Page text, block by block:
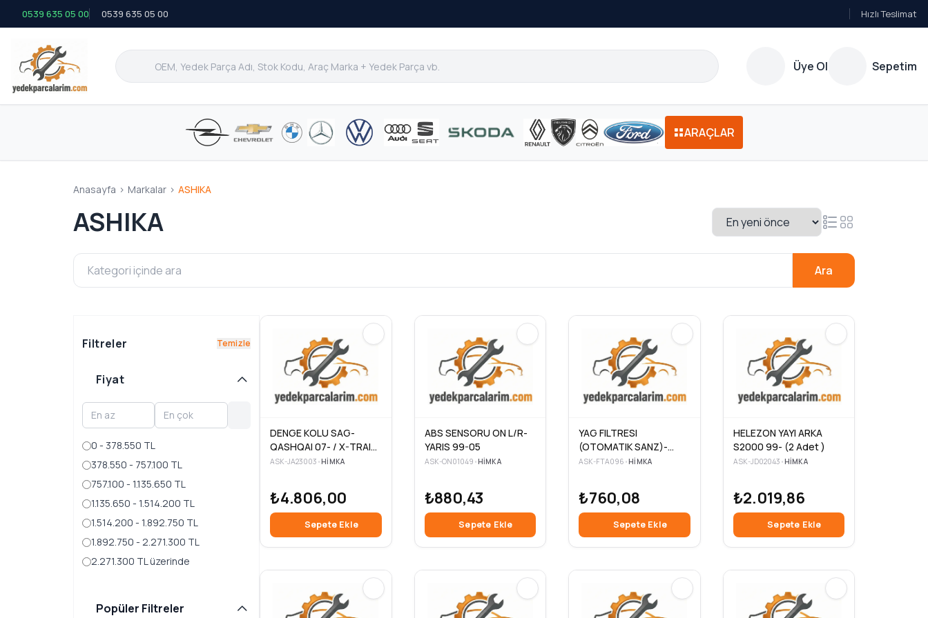
0539 635 05 00 0539 635 05 00 Hızlı Teslimat
Üye Ol Sepetim
ARAÇLAR
Anasayfa > Markalar > ASHIKA
ASHIKA
Ara
Filtreler Temizle
Fiyat
0 - 378.550 TL
378.550 - 757.100 TL
757.100 - 1.135.650 TL
1.135.650 - 1.514.200 TL
1.514.200 - 1.892.750 TL
1.892.750 - 2.271.300 TL
2.271.300 TL üzerinde
Popüler Filtreler
DENGE KOLU SAG-
QASHQAI 07- / X-TRAIL
07-
ASK-JA23003 •HIMKA
₺4.806,00
Sepete Ekle
ABS SENSORU ON L/R-
YARIS 99-05
ASK-ON01049 •HIMKA
₺880,43
Sepete Ekle
YAG FILTRESI
(OTOMATIK SANZ)-
ACCENT 00-05 / ACCEN
GETZ 02-09 / MATRIX
01-10
ASK-FTA096 •HIMKA
₺760,08
Sepete Ekle
HELEZON YAYI ARKA
S2000 99- (2 Adet )
ASK-JD02043 •HIMKA
₺2.019,86
Sepete Ekle